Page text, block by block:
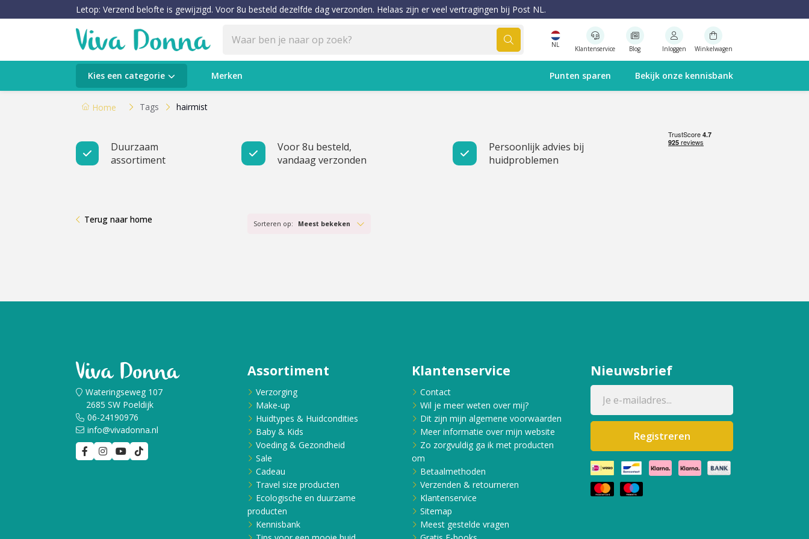
Letop: Verzend belofte is gewijzigd. Voor 8u besteld dezelfde dag verzonden. Helaas zijn er veel vertragingen bij Post NL.
NL Klantenservice Blog Inloggen Winkelwagen
Kies een categorie Merken Punten sparen Bekijk onze kennisbank
Categorieën
Verzorging
Huidtypes & Huidcondities
Voeding & Gezondheid
Schrijf je nu in voor Beauty News
Home Tags hairmist
Duurzaam
assortiment
Voor 8u besteld,
vandaag verzonden
Persoonlijk advies bij
huidproblemen
Terug naar home Sorteren op: Meest bekeken
Wateringseweg 107
2685 SW Poeldijk
06-24190976
info@vivadonna.nl
Assortiment
Verzorging
Make-up
Huidtypes & Huidcondities
Baby & Kids
Voeding & Gezondheid
Sale
Cadeau
Travel size producten
Ecologische en duurzame
producten
Kennisbank
Klantenservice
Contact
Wil je meer weten over mij?
Dit zijn mijn algemene voorwaarden
Meer informatie over mijn website
Zo zorgvuldig ga ik met producten
om
Betaalmethoden
Verzenden & retourneren
Klantenservice
Sitemap
Meest gestelde vragen
Nieuwsbrief
Registreren